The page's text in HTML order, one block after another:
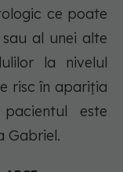
ce poate
al unei alte
la nivelul
risc în apariția
este
Gabriel.